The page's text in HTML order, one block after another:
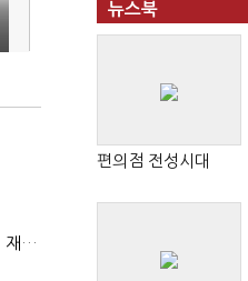
AI 해킹 고도화 속 화이트해커 지원 논의 확산…'버그바운티' 재조명
뉴스북
편의점 전성시대